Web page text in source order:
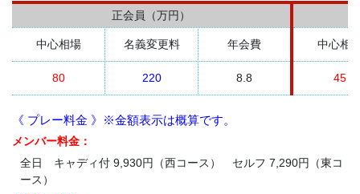
正会員（万円）
中心相場 名義変更料 年会費 中心相
80 220 8.8 45
《 プレー料金 》※金額表示は概算です。
メンバー料金：
全日 キャディ付 9,930円（西コース） セルフ 7,290円（東コ
ース）